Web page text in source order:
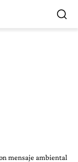
mensaje ambiental